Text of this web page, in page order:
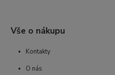
Vše o nákupu
Kontakty
O nás